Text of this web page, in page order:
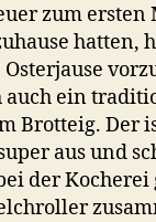
zum ersten
hatten,
auch ein
Brotteig. Der
aus und
der Kocherei